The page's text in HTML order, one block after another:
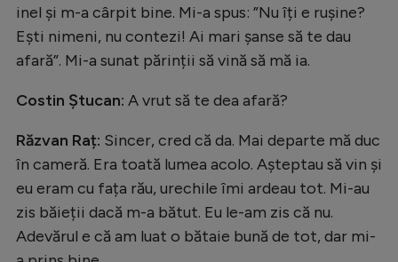
inel și m-a cârpit bine. Mi-a spus: ”Nu îți e rușine?
Ești nimeni, nu contezi! Ai mari șanse să te dau
afară”. Mi-a sunat părinții să vină să mă ia.
Costin Ștucan: A vrut să te dea afară?
Răzvan Raț: Sincer, cred că da. Mai departe mă duc
în cameră. Era toată lumea acolo. Așteptau să vin și
eu eram cu fața rău, urechile îmi ardeau tot. Mi-au
zis băieții dacă m-a bătut. Eu le-am zis că nu.
Adevărul e că am luat o bătaie bună de tot, dar mi-